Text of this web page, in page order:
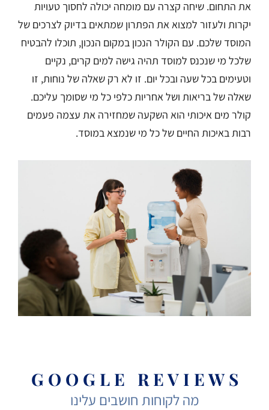
את התחום. שיחה קצרה עם מומחה יכולה לחסוך טעויות
יקרות ולעזור למצוא את הפתרון שמתאים בדיוק לצרכים של
המוסד שלכם. עם הקולר הנכון במקום הנכון, תוכלו להבטיח
שלכל מי שנכנס למוסד תהיה גישה למים קרים, נקיים
וטעימים בכל שעה ובכל יום. זו לא רק שאלה של נוחות, זו
שאלה של בריאות ושל אחריות כלפי כל מי שסומך עליכם.
קולר מים איכותי הוא השקעה שמחזירה את עצמה פעמים
רבות באיכות החיים של כל מי שנמצא במוסד.
G O O G L E R E V I E W S
מה לקוחות חושבים עלינו